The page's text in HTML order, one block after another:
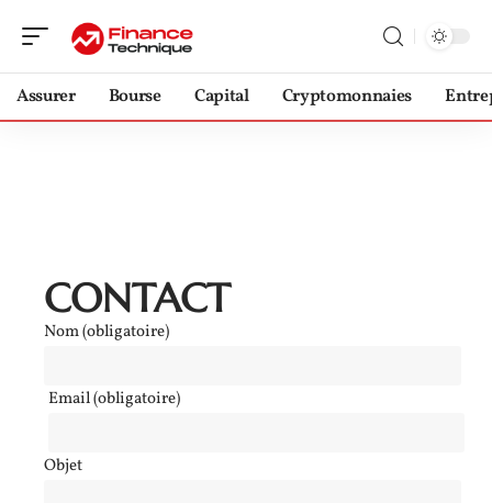
Assurer Bourse Capital Cryptomonnaies
CONTACT
Nom (obligatoire)
Email (obligatoire)
Objet